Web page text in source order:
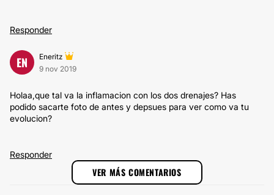
Responder
EN
Eneritz
9 nov 2019
Holaa,que tal va la inflamacion con los dos drenajes? Has
podido sacarte foto de antes y depsues para ver como va tu
evolucion?
Responder
VER MÁS COMENTARIOS